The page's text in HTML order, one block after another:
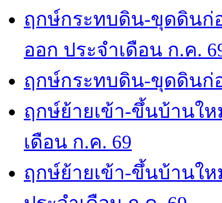
ฤกษ์กระทบดิน-ขุดดินก่
ออก ประจำเดือน ก.ค.
ฤกษ์กระทบดิน-ขุดดินก่
ฤกษ์ย้ายเข้า-ขึ้นบ้านใ
เดือน ก.ค. 69
ฤกษ์ย้ายเข้า-ขึ้นบ้านใ